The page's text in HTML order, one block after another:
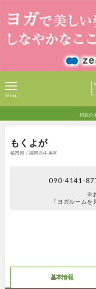
現在の
Menu
もくよが
福岡県 / 福岡市中央区
090-4141-
※
「ヨガルームを
基本情報